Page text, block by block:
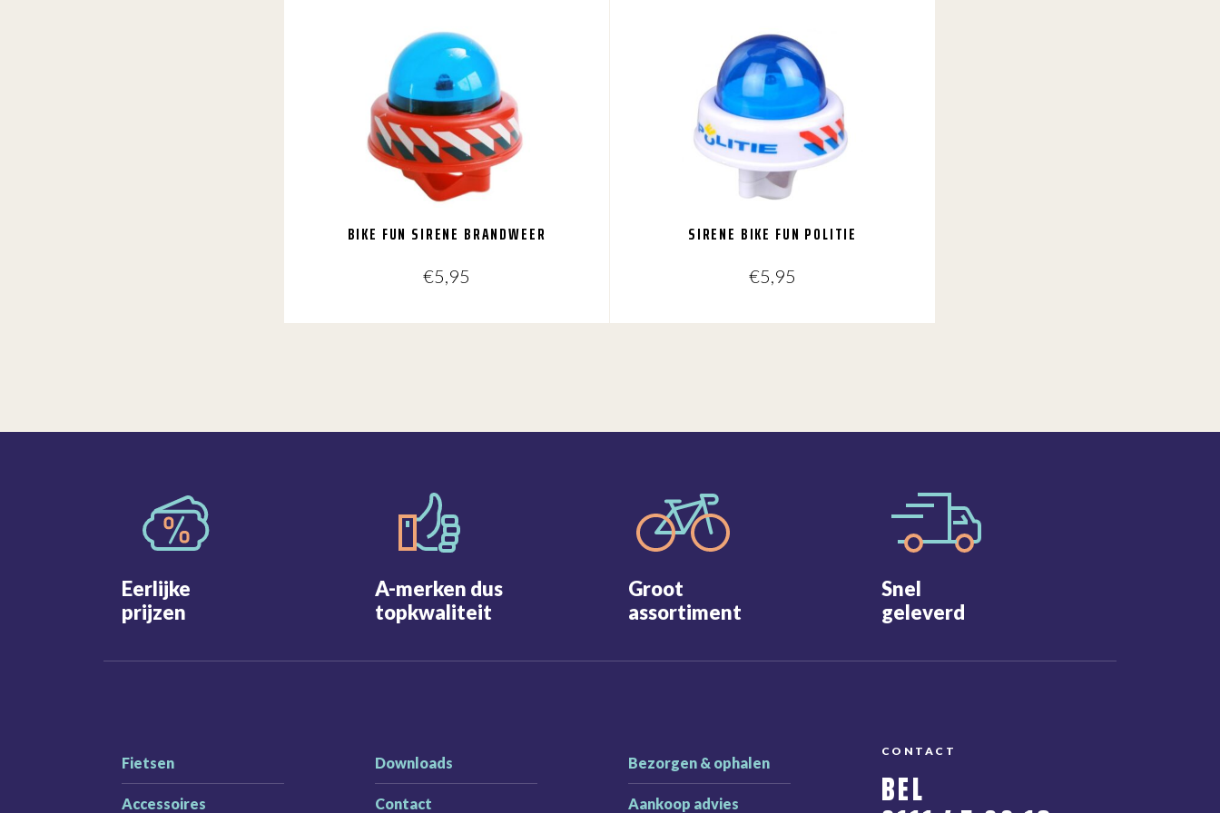
BIKE FUN SIRENE BRANDWEER
€5,95
SIRENE BIKE FUN POLITIE
€5,95
Eerlijke
prijzen
A-merken dus
topkwaliteit
Groot
assortiment
Snel
geleverd
Fietsen
Accessoires
Downloads
Contact
Bezorgen & ophalen
Aankoop advies
CONTACT
BEL